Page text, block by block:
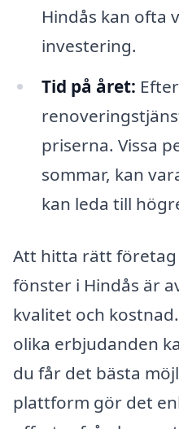
Hindås kan ofta
investering.
Tid på året:
priserna. Vissa
sommar, kan
kan leda till
Att hitta rätt
fönster i Hindås är
kvalitet och
olika erbjudanden
du får det bästa
plattform gör det